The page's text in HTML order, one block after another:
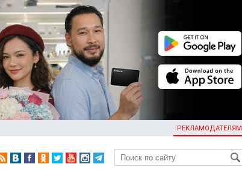
РЕКЛАМОДАТЕЛЯМ
KG